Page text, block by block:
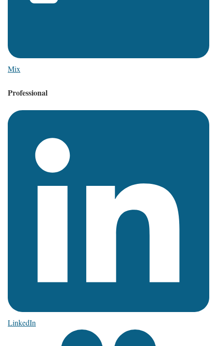
Mix
Professional
LinkedIn